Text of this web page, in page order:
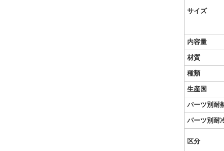
サイズ
内容量
材質
種類
生産国
パーツ別耐
パーツ別耐
区分